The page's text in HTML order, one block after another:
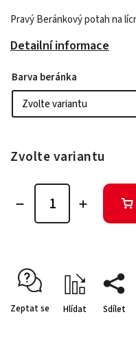
Pravý Beránkový potah na
Detailní informace
Barva beránka
Zvolte variantu
Zeptat se Hlídat Sdílet